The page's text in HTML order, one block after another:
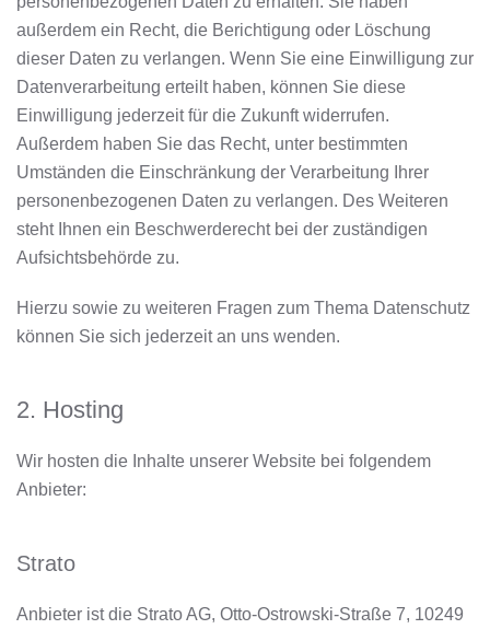
außerdem ein Recht, die Berichtigung oder Löschung
dieser Daten zu verlangen. Wenn Sie eine Einwilligung zur
Datenverarbeitung erteilt haben, können Sie diese
Einwilligung jederzeit für die Zukunft widerrufen.
Außerdem haben Sie das Recht, unter bestimmten
Umständen die Einschränkung der Verarbeitung Ihrer
personenbezogenen Daten zu verlangen. Des Weiteren
steht Ihnen ein Beschwerderecht bei der zuständigen
Aufsichtsbehörde zu.
Hierzu sowie zu weiteren Fragen zum Thema Datenschutz
können Sie sich jederzeit an uns wenden.
2. Hosting
Wir hosten die Inhalte unserer Website bei folgendem
Anbieter:
Strato
Anbieter ist die Strato AG, Otto-Ostrowski-Straße 7, 10249